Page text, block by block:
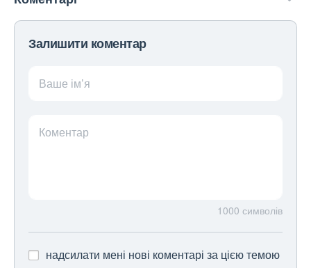
Залишити коментар
Ваше ім’я
Коментар
1000 символів
надсилати мені нові коментарі за цією темою